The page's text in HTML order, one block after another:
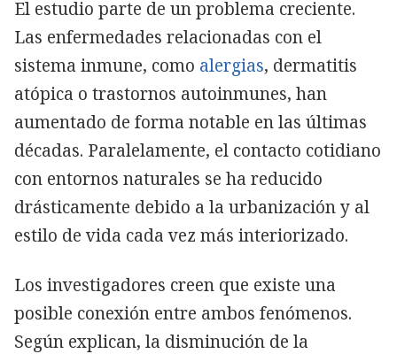
El estudio parte de un problema creciente.
Las enfermedades relacionadas con el
sistema inmune, como alergias, dermatitis
atópica o trastornos autoinmunes, han
aumentado de forma notable en las últimas
décadas. Paralelamente, el contacto cotidiano
con entornos naturales se ha reducido
drásticamente debido a la urbanización y al
estilo de vida cada vez más interiorizado.
Los investigadores creen que existe una
posible conexión entre ambos fenómenos.
Según explican, la disminución de la